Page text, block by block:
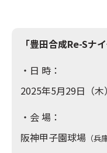
「豊田合成Re-Sナ
・日 時：
2025年5月29日（
・会 場：
阪神甲子園球場 （兵